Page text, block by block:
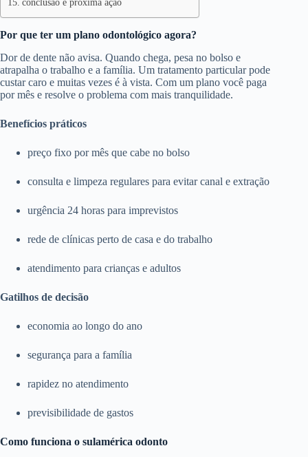
Por que ter um plano odontológico agora?
Dor de dente não avisa. Quando chega, pesa no bolso e
atrapalha o trabalho e a família. Um tratamento particular pode
custar caro e muitas vezes é à vista. Com um plano você paga
por mês e resolve o problema com mais tranquilidade.
Benefícios práticos
preço fixo por mês que cabe no bolso
consulta e limpeza regulares para evitar canal e extração
urgência 24 horas para imprevistos
rede de clínicas perto de casa e do trabalho
atendimento para crianças e adultos
Gatilhos de decisão
economia ao longo do ano
segurança para a família
rapidez no atendimento
previsibilidade de gastos
Como funciona o sulamérica odonto